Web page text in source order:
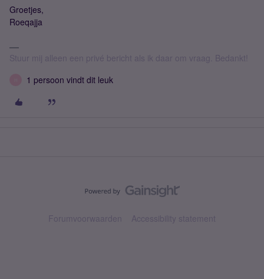
Groetjes,
Roeqajja
Stuur mij alleen een privé bericht als ik daar om vraag. Bedankt!
1 persoon vindt dit leuk
Forumvoorwaarden Accessibility statement